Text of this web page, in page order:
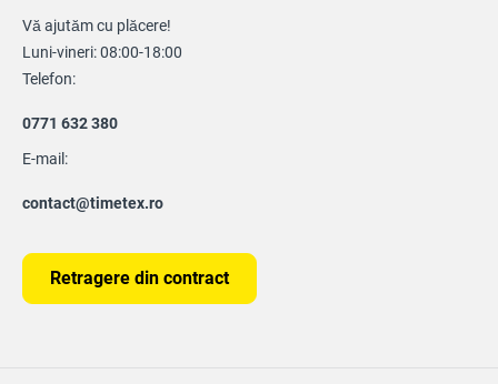
Vă ajutăm cu plăcere!
Luni-vineri: 08:00-18:00
Telefon:
0771 632 380
E-mail:
contact@timetex.ro
Retragere din contract